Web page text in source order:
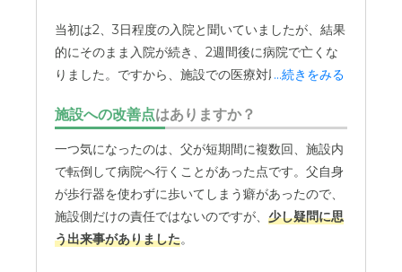
近隣環境や交通アクセスについて
駅から比較的近く他の方が公共交通機関でも行ける場所で
あったためよかったと思う。ただ駐車スペースが少ないと
思う。
料金費用について
入居金はそこそこすると思う。高齢のため割引があったが
普通なら1000万ほどかかりそこそこの金額がかかる。毎
月は普通。
当初は2、3日程度の入院と聞いていましたが、結果
的にそのまま入院が続き、2週間後に病院で亡くな
りました。ですから、施設での医療対応が難しくな
...続きをみる
施設への改善点はありますか？
一つ気になったのは、父が短期間に複数回、施設内
で転倒して病院へ行くことがあった点です。父自身
が歩行器を使わずに歩いてしまう癖があったので、
施設側だけの責任ではないのですが、 少し疑問に思
う出来事がありました。